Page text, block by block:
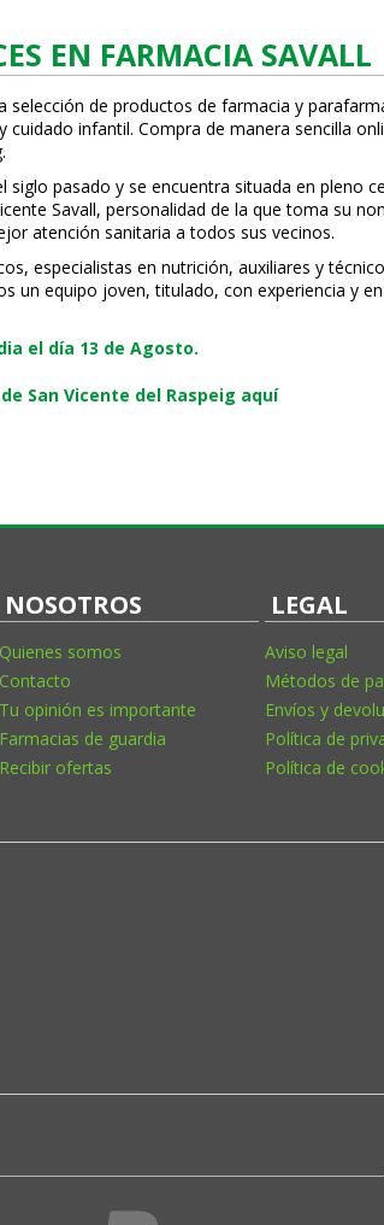
EN FARMACIA SAVALL
selección de productos de farmacia y
infantil. Compra de manera sencilla
siglo pasado y se encuentra situada en pleno
Savall, personalidad de la que toma su
atención sanitaria a todos sus vecinos.
especialistas en nutrición, auxiliares y
un equipo joven, titulado, con experiencia y
el día 13 de Agosto.
San Vicente del Raspeig aquí
NOSOTROS
Quienes somos
Contacto
Tu opinión es importante
Farmacias de guardia
Recibir ofertas
LEGAL
Aviso legal
Métodos de
Envíos y
Política de
Política de